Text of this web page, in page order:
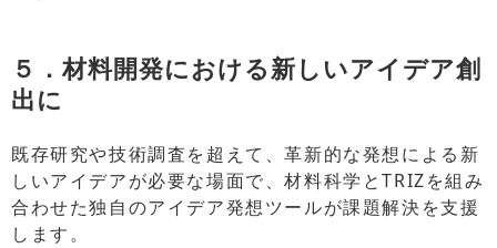
５．材料開発における新しいアイデア創
出に
既存研究や技術調査を超えて、革新的な発想による新
しいアイデアが必要な場面で、材料科学とTRIZを組み
合わせた独自のアイデア発想ツールが課題解決を支援
します。